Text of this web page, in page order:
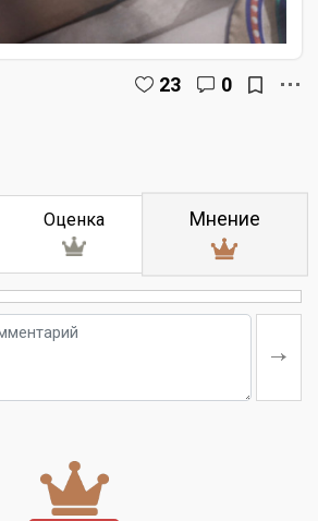
23 0
Оценка Мнение